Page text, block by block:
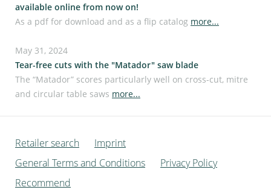
available online from now on!
As a pdf for download and as a flip catalog more...
May 31, 2024
Tear-free cuts with the "Matador" saw blade
The “Matador” scores particularly well on cross-cut, mitre
and circular table saws more...
Retailer search
Imprint
General Terms and Conditions
Privacy Policy
Recommend